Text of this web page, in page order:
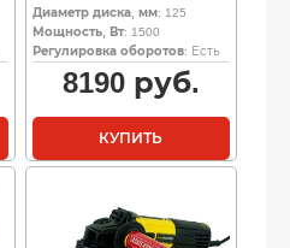
Диаметр диска, мм: 125
Мощность, Вт: 1500
Регулировка оборотов: Есть
8190руб.
КУПИТЬ